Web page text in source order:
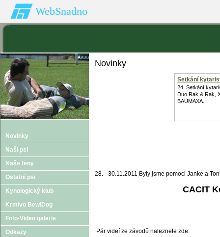
WebSnadno
Novinky
Naši psi
Naše feny
Ostatní psi
Kynologický klub
Krmivo BewiDog
Foto-Video galerie
Odkazy
Novinky
Setkání
24. Setkání
Duo Rak & Rak,
BAUMAXA..
28. - 30.11.2011 Byly jsme pomoci Janke a
CACIT
Pár videí ze závodů naleznete zde: